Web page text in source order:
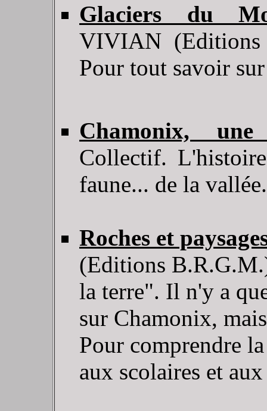
Glaciers du
VIVIAN
Pour tout savoir
Chamonix,
Collectif.
faune... de la vallée.
Roches et
(Editions
la terre". Il n'y a
sur Chamonix,
Pour comprendre
aux scolaires et